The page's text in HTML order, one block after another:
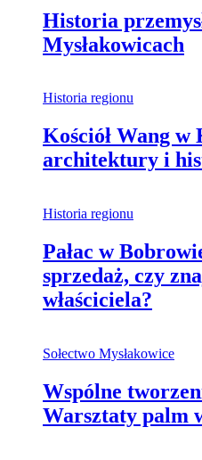
Historia
Mysłakowicach
Historia regionu
Kościół Wang w
architektury i
Historia regionu
Pałac w
sprzedaż, czy
właściciela?
Sołectwo Mysłakowice
Wspólne
Warsztaty palm